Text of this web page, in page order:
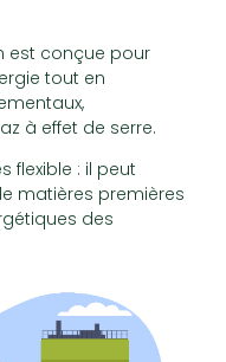
est conçue pour
tout en
à effet de serre.
flexible : il peut
matières premières
des